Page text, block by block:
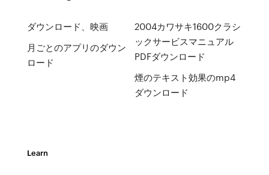
ダウンロード、映画
月ごとのアプリのダウン
ロード
2004カワサキ1600クラシ
ックサービスマニュアル
PDFダウンロード
煙のテキスト効果のmp4
ダウンロード
Learn